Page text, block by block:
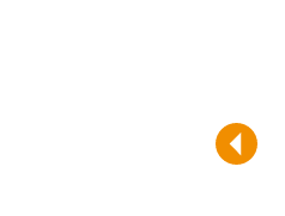
zwar nicht neu auf dem Markt
ist, zu dem es aber zahlreiche